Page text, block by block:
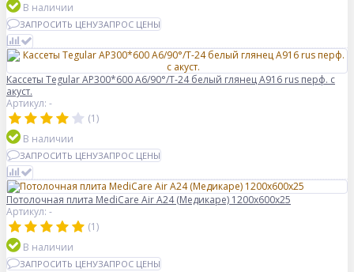
В наличии
ЗАПРОСИТЬ ЦЕНУЗАПРОС ЦЕНЫ
Кассеты Tegular AP300*600 A6/90°/Т-24 белый глянец A916 rus перф. с
акуст.
Артикул: -
(1)
В наличии
ЗАПРОСИТЬ ЦЕНУЗАПРОС ЦЕНЫ
Потолочная плита MediCare Air A24 (Медикаре) 1200x600x25
Артикул: -
(1)
В наличии
ЗАПРОСИТЬ ЦЕНУЗАПРОС ЦЕНЫ